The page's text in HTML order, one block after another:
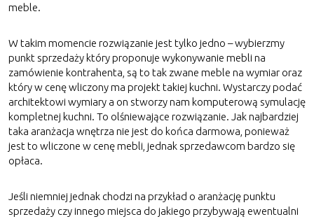
meble.
W takim momencie rozwiązanie jest tylko jedno – wybierzmy
punkt sprzedaży który proponuje wykonywanie mebli na
zamówienie kontrahenta, są to tak zwane meble na wymiar oraz
który w cenę wliczony ma projekt takiej kuchni. Wystarczy podać
architektowi wymiary a on stworzy nam komputerową symulację
kompletnej kuchni. To olśniewające rozwiązanie. Jak najbardziej
taka aranżacja wnętrza nie jest do końca darmowa, ponieważ
jest to wliczone w cenę mebli, jednak sprzedawcom bardzo się
opłaca.
Jeśli niemniej jednak chodzi na przykład o aranżację punktu
sprzedaży czy innego miejsca do jakiego przybywają ewentualni